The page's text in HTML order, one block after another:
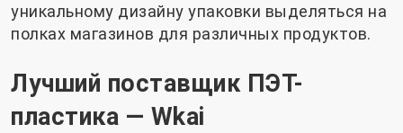
уникальному дизайну упаковки выделяться на
полках магазинов для различных продуктов.
Лучший поставщик ПЭТ-
пластика — Wkai